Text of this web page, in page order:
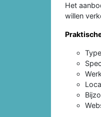
Het
willen